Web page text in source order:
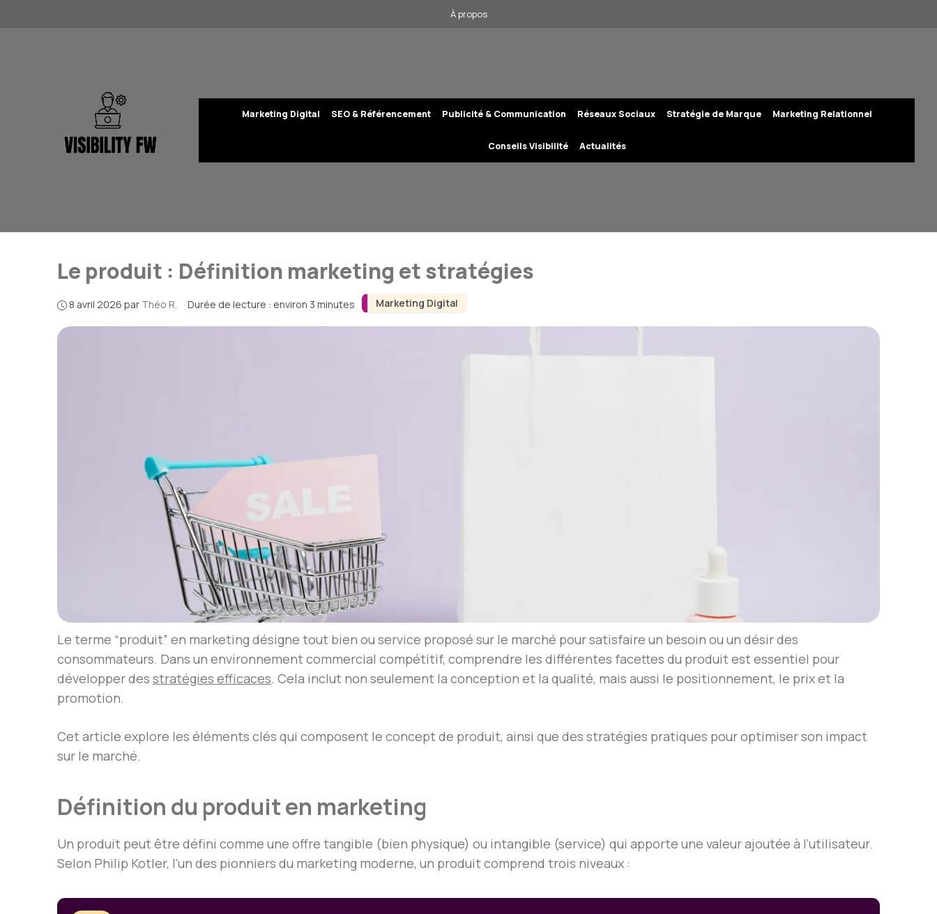
À propos
Marketing Digital SEO & Référencement Publicité & Communication Réseaux Sociaux Stratégie de Marque Marketing Relationnel
Conseils Visibilité Actualités
Marketing Digital
Le produit : Définition marketing et stratégies
8 avril 2026 par Théo R. · Durée de lecture : environ 3 minutes
Le terme “produit” en marketing désigne tout bien ou service proposé sur le marché pour satisfaire un besoin ou un désir des
consommateurs. Dans un environnement commercial compétitif, comprendre les différentes facettes du produit est essentiel pour
développer des stratégies efficaces. Cela inclut non seulement la conception et la qualité, mais aussi le positionnement, le prix et la
promotion.
Cet article explore les éléments clés qui composent le concept de produit, ainsi que des stratégies pratiques pour optimiser son impact
sur le marché.
Définition du produit en marketing
Un produit peut être défini comme une offre tangible (bien physique) ou intangible (service) qui apporte une valeur ajoutée à l’utilisateur.
Selon Philip Kotler, l’un des pionniers du marketing moderne, un produit comprend trois niveaux :